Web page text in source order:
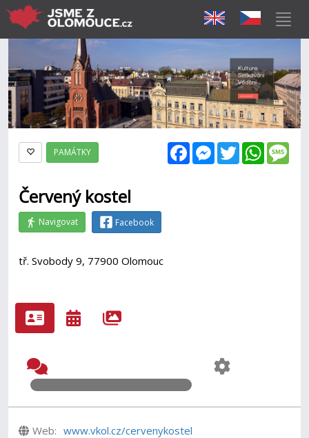
FacebookMessenger
Twitter
PAMÁTKY
Červený kostel
Navigovat Facebook
tř. Svobody 9, 77900 Olomouc
Web: www.vkol.cz/cervenykostel